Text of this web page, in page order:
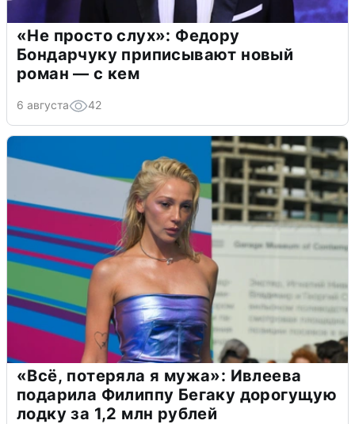
«Не просто слух»: Федору
Бондарчуку приписывают новый
роман — с кем
6 августа 42
«Всё, потеряла я мужа»: Ивлеева
подарила Филиппу Бегаку дорогущую
лодку за 1,2 млн рублей